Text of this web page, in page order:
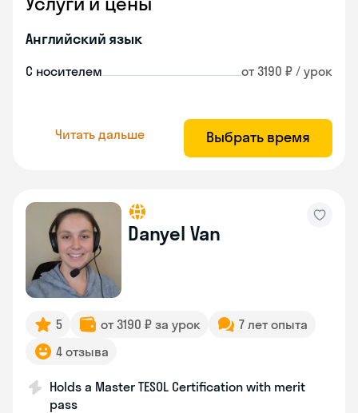
Английский язык
С носителем от 3190 ₽ / урок
Читать дальше Выбрать время
Danyel Van
5 от 3190 ₽ за урок
7 лет опыта
4 отзыва
Holds a Master TESOL Certification with merit
pass